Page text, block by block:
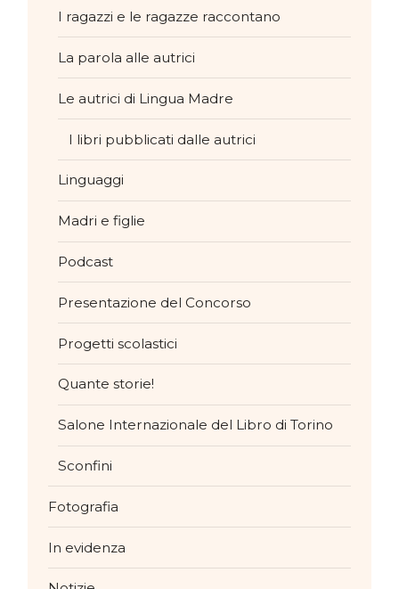
I ragazzi e le ragazze raccontano
La parola alle autrici
Le autrici di Lingua Madre
I libri pubblicati dalle autrici
Linguaggi
Madri e figlie
Podcast
Presentazione del Concorso
Progetti scolastici
Quante storie!
Salone Internazionale del Libro di Torino
Sconfini
Fotografia
In evidenza